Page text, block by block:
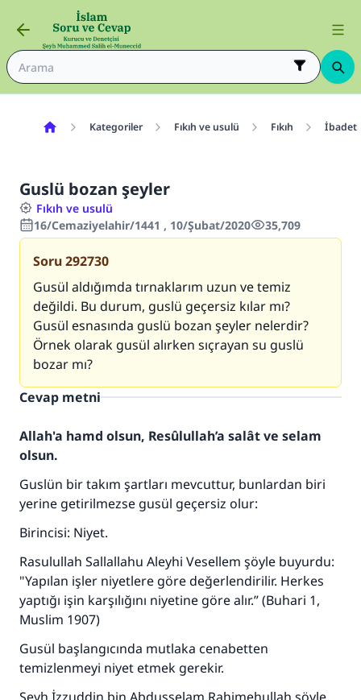
Kategoriler Fıkıh ve usulü Fıkıh
Guslü bozan şeyler
Fıkıh ve usulü
16/Cemaziyelahir/1441 , 10/Şubat/2020
35,709
Soru292730
Gusül aldığımda tırnaklarım uzun ve temiz
değildi. Bu durum, guslü geçersiz kılar mı?
Gusül esnasında guslü bozan şeyler nelerdir?
Örnek olarak gusül alırken sıçrayan su guslü
bozar mı?
Cevap metni
Allah'a hamd olsun, Resûlullah’a salât ve selam
olsun.
Guslün bir takım şartları mevcuttur, bunlardan biri
yerine getirilmezse gusül geçersiz olur:
Birincisi: Niyet.
Rasulullah Sallallahu Aleyhi Vesellem şöyle buyurdu:
"Yapılan işler niyetlere göre değerlendirilir. Herkes
yaptığı işin karşılığını niyetine göre alır.” (Buhari 1,
Muslim 1907)
Gusül başlangıcında mutlaka cenabetten
temizlenmeyi niyet etmek gerekir.